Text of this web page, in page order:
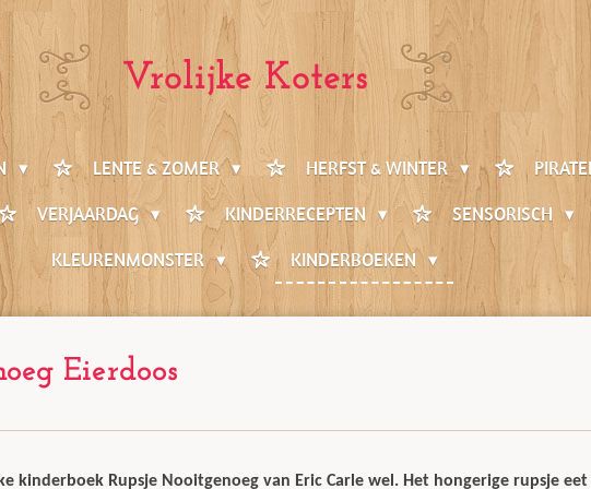
Vrolijke Koters
LENTE & ZOMER HERFST & WINTER
VERJAARDAG KINDERRECEPTEN
SENSORISCH
KLEURENMONSTER
KINDERBOEKEN
Eierdoos
kinderboek Rupsje Nooitgenoeg van Eric Carle wel. Het hongerige rupsje